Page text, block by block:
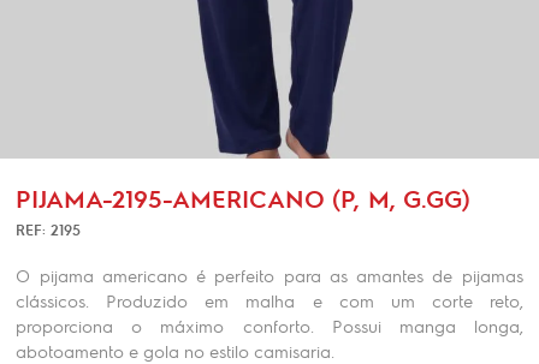
PIJAMA-2195-AMERICANO (P, M, G.GG)
REF: 2195
O pijama americano é perfeito para as amantes de pijamas
clássicos. Produzido em malha e com um corte reto,
proporciona o máximo conforto. Possui manga longa,
abotoamento e gola no estilo camisaria.